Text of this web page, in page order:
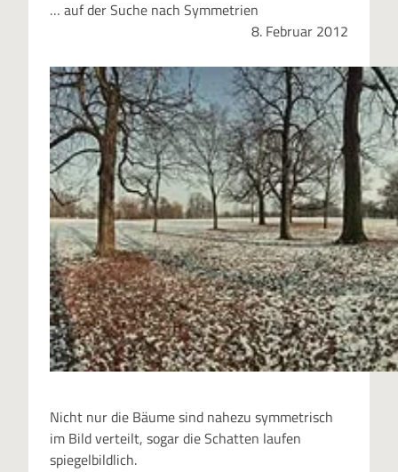
… auf der Suche nach Symmetrien
8. Februar 2012
Nicht nur die Bäume sind nahezu symmetrisch
im Bild verteilt, sogar die Schatten laufen
spiegelbildlich.